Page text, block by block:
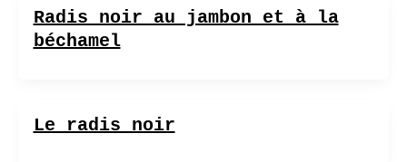
Radis noir au jambon et à la
béchamel
Le radis noir